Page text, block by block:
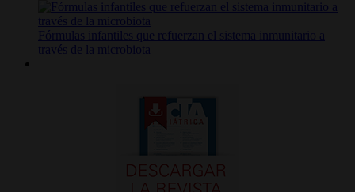
Fórmulas infantiles que refuerzan el sistema inmunitario a
través de la microbiota